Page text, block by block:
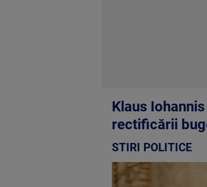
Klaus
rectificării
STIRI POLITICE